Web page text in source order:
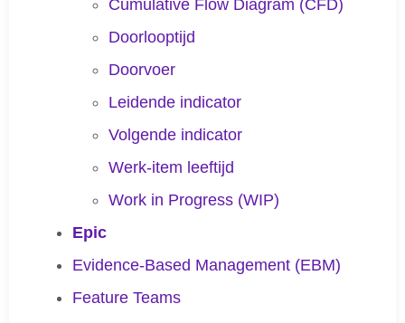
Cumulative Flow Diagram (CFD)
Doorlooptijd
Doorvoer
Leidende indicator
Volgende indicator
Werk-item leeftijd
Work in Progress (WIP)
Epic
Evidence-Based Management (EBM)
Feature Teams